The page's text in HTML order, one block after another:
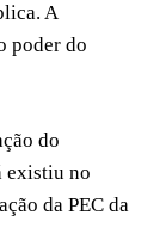
A
poder do
do
existiu no
da PEC da